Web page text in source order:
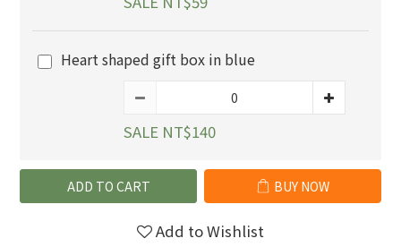
Heart shaped gift box in blue
SALE NT$140
ADD TO CART BUY NOW
Add to Wishlist